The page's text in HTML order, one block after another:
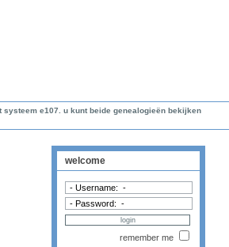
e107. u kunt beide genealogieën bekijken
welcome
remember me